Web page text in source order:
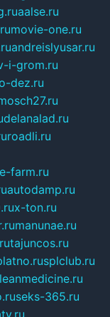
aalse.ru
movie-one.ru
andreislyusar.ru
i-grom.ru
dez.ru
delanalad.ru
roadli.ru
farm.ru
autodamp.ru
x-ton.ru
manunae.ru
tajuncos.ru
splclub.ru
seks-365.ru